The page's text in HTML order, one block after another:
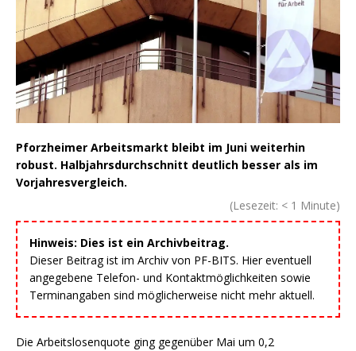
Pforzheimer Arbeitsmarkt bleibt im Juni weiterhin
robust. Halbjahrsdurchschnitt deutlich besser als im
Vorjahresvergleich.
(Lesezeit: < 1 Minute)
Hinweis: Dies ist ein Archivbeitrag.
Dieser Beitrag ist im Archiv von PF-BITS. Hier eventuell
angegebene Telefon- und Kontaktmöglichkeiten sowie
Terminangaben sind möglicherweise nicht mehr aktuell.
Die Arbeitslosenquote ging gegenüber Mai um 0,2